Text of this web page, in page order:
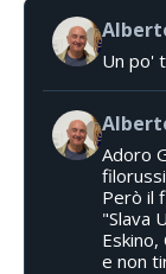
Un po'
Adoro
Però il
"Slava
e non